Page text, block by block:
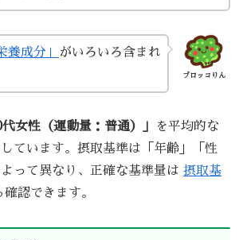
ブロッコりん
養成分」
がいろいろ含まれ
代女性（運動量：普通）」
を平均的な
ています。摂取基準は「年齢」「性
って異なり、正確な基準量は 摂取基
確認できます。